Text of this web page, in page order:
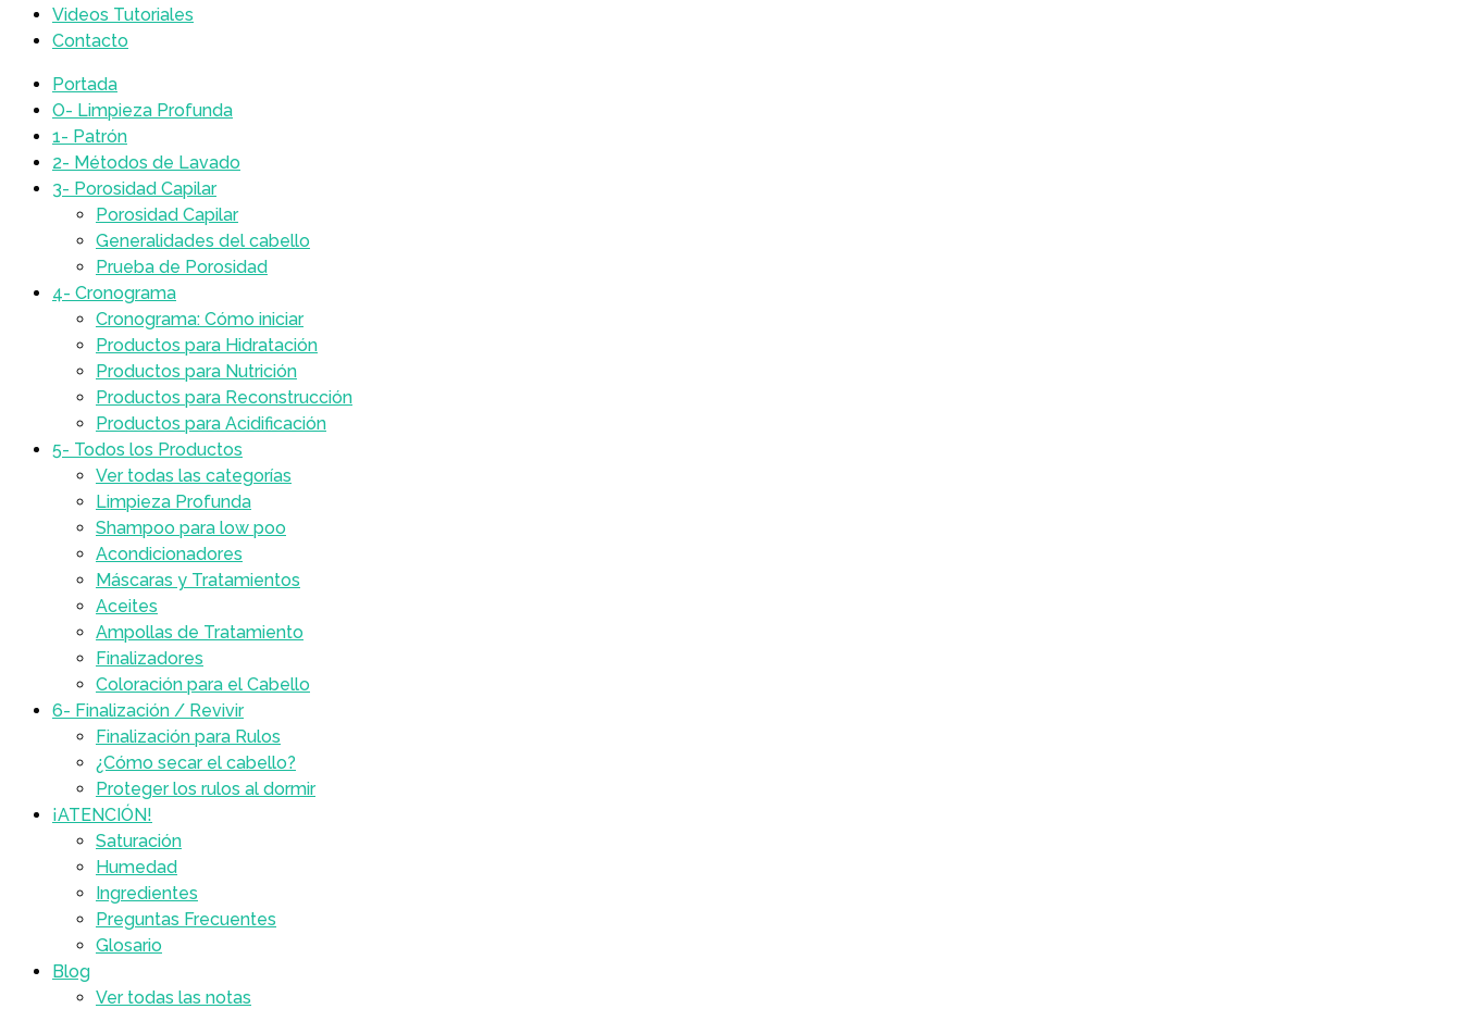
Videos Tutoriales
Contacto
Portada
O- Limpieza Profunda
1- Patrón
2- Métodos de Lavado
3- Porosidad Capilar
Porosidad Capilar
Generalidades del cabello
Prueba de Porosidad
4- Cronograma
Cronograma: Cómo iniciar
Productos para Hidratación
Productos para Nutrición
Productos para Reconstrucción
Productos para Acidificación
5- Todos los Productos
Ver todas las categorías
Limpieza Profunda
Shampoo para low poo
Acondicionadores
Máscaras y Tratamientos
Aceites
Ampollas de Tratamiento
Finalizadores
Coloración para el Cabello
6- Finalización / Revivir
Finalización para Rulos
¿Cómo secar el cabello?
Proteger los rulos al dormir
¡ATENCIÓN!
Saturación
Humedad
Ingredientes
Preguntas Frecuentes
Glosario
Blog
Ver todas las notas